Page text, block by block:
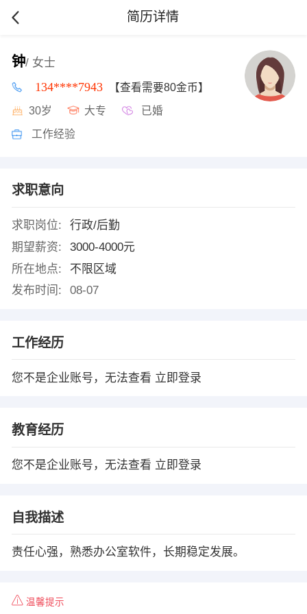
简历详情
钟/ 女士
134****7943 【查看需要80金币】
30岁 大专 已婚
工作经验
求职意向
求职岗位:
行政/后勤
期望薪资:
3000-4000元
所在地点:
不限区域
发布时间:
08-07
工作经历
您不是企业账号，无法查看 立即登录
教育经历
您不是企业账号，无法查看 立即登录
自我描述
责任心强，熟悉办公室软件，长期稳定发展。
温馨提示